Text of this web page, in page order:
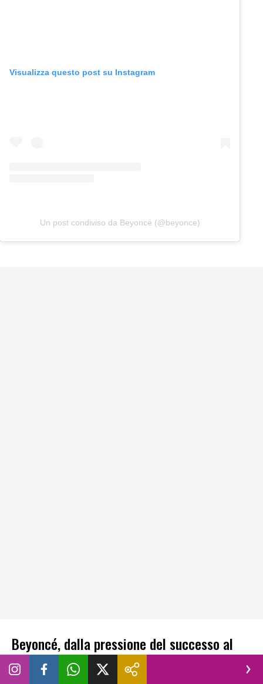
Visualizza questo post su Instagram
Un post condiviso da Beyoncé (@beyonce)
Beyoncé, dalla pressione del successo al
benessere psicofisico